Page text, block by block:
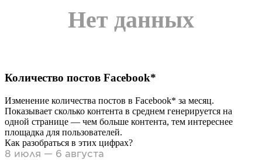
Нет данных
Количество постов Facebook*
Изменение количества постов в Facebook* за месяц.
Показывает сколько контента в среднем генерируется на
одной странице — чем больше контента, тем интереснее
площадка для пользователей.
Как разобраться в этих цифрах?
8 июля — 6 августа